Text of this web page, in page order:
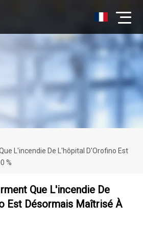
L'incendie De L'hôpital D'Orofino Est
%
Que L'incendie De
Est Désormais Maîtrisé À